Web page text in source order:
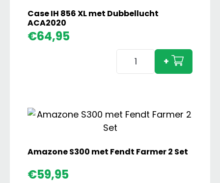
Case IH 856 XL met Dubbellucht
ACA2020
€64,95
Case
met
Dubbellucht
ACA2020
aantal
+
Amazone S300 met Fendt Farmer 2 Set
€59,95